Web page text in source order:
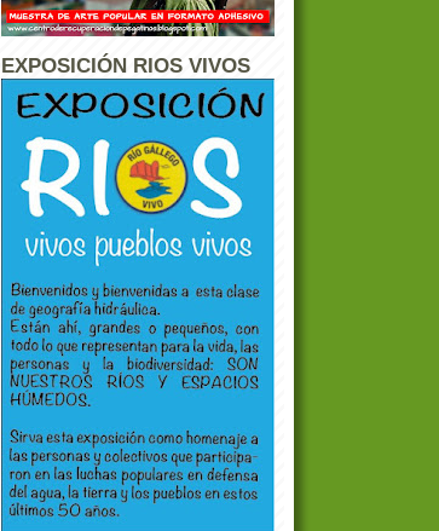
EXPOSICIÓN RIOS VIVOS